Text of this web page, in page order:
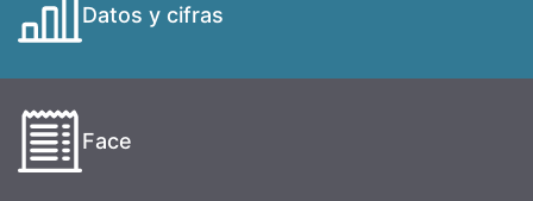
Datos y cifras
Face